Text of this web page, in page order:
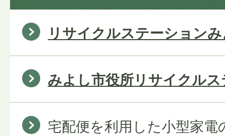
リサイクルステーション
みよし市役所リサイクル
宅配便を利用した小型家